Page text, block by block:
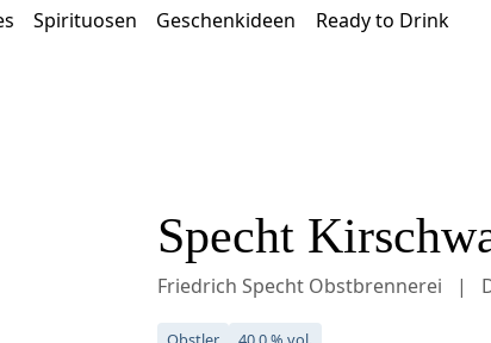
Spirituosen Geschenkideen
Ready to Drink
Specht
Friedrich Specht Obstbrennerei